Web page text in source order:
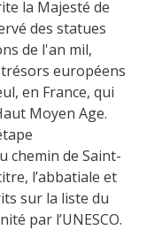
la Majesté de
des statues
de l'an mil,
européens
en France, qui
Moyen Age.
chemin de Saint-
l’abbatiale et
sur la liste du
par l’UNESCO.